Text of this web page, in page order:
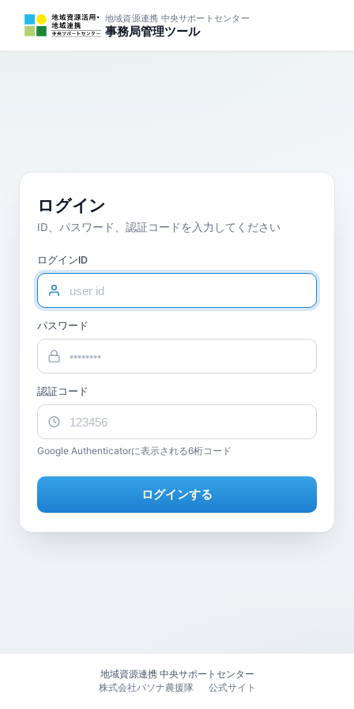
地域資源連携 中央サポートセンター
事務局管理ツール
ログイン
ID、パスワード、認証コードを入力してください
ログインID
パスワード
認証コード
Google Authenticatorに表示される6桁コード
ログインする
地域資源連携 中央サポートセンター
株式会社パソナ農援隊
公式サイト